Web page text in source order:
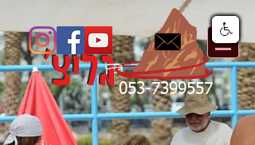
053-7399557